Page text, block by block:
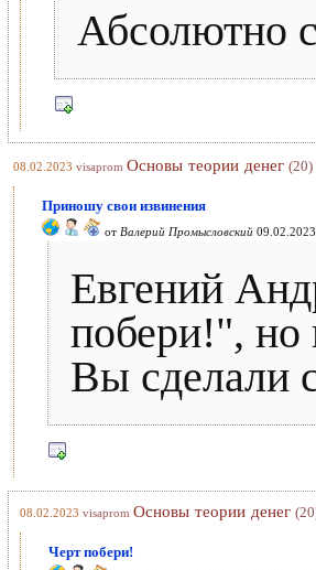
Абсолютно
08.02.2023 visaprom Основы теории денег (20)
Приношу свои извинения
от Валерий Промысловский
Евгений
побери!", но
Вы сделали
08.02.2023 visaprom Основы теории денег
Черт побери!